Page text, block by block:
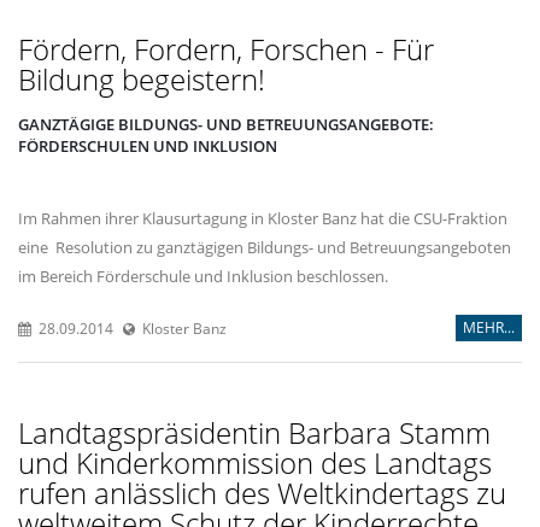
Fördern, Fordern, Forschen - Für
Bildung begeistern!
GANZTÄGIGE BILDUNGS- UND BETREUUNGSANGEBOTE:
FÖRDERSCHULEN UND INKLUSION
Im Rahmen ihrer Klausurtagung in Kloster Banz hat die CSU-Fraktion
eine Resolution zu ganztägigen Bildungs- und Betreuungsangeboten
im Bereich Förderschule und Inklusion beschlossen.
28.09.2014 Kloster Banz MEHR...
Landtagspräsidentin Barbara Stamm
und Kinderkommission des Landtags
rufen anlässlich des Weltkindertags zu